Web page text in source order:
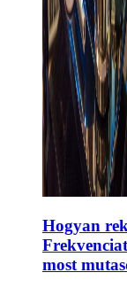
Hogyan
most